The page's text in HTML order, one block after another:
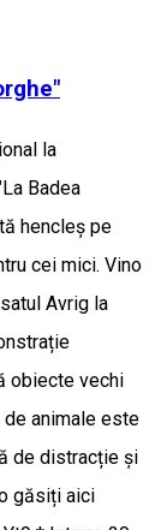
la
Badea
hencleș pe
cei mici. Vino
Avrig la
obiecte vechi
animale este
de distracție și
găsiți aici